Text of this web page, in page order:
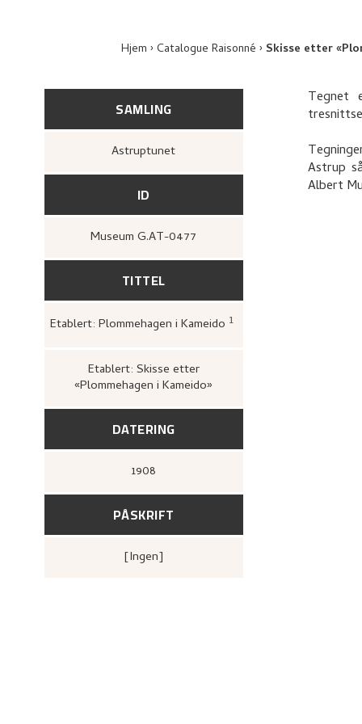
Hjem Catalogue Raisonné Skisse etter
SAMLING
Astruptunet
ID
Museum G.AT-0477
TITTEL
Etablert: Plommehagen i Kameido 1
Etablert: Skisse etter
«Plommehagen i Kameido»
DATERING
1908
PÅSKRIFT
[ingen]
Tegnet
Astrup
Albert